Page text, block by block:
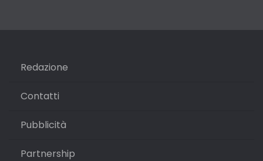
Redazione
Contatti
Pubblicità
Partnership